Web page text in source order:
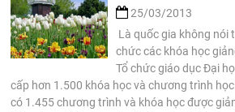
25/03/2013
Là quốc gia không nói
chức các khóa học
Tổ chức giáo dục Đại
cấp hơn 1.500 khóa học và chương trình
có 1.455 chương trình và khóa học được